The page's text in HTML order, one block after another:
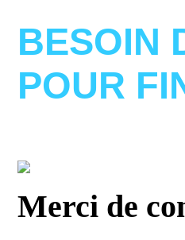
BESOIN
POUR
Merci de